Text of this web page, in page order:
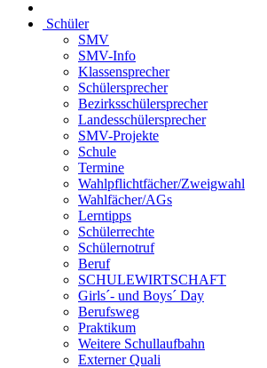
Schüler
SMV
SMV-Info
Klassensprecher
Schülersprecher
Bezirksschülersprecher
Landesschülersprecher
SMV-Projekte
Schule
Termine
Wahlpflichtfächer/Zweigwahl
Wahlfächer/AGs
Lerntipps
Schülerrechte
Schülernotruf
Beruf
SCHULEWIRTSCHAFT
Girls´- und Boys´ Day
Berufsweg
Praktikum
Weitere Schullaufbahn
Externer Quali